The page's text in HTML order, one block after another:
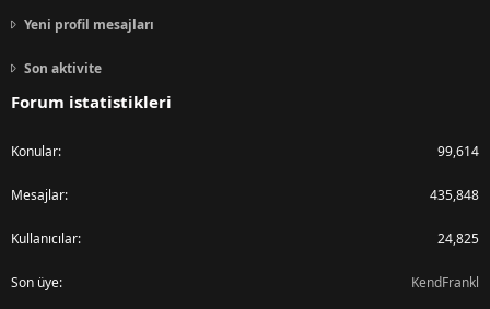
Yeni profil mesajları
Son aktivite
Forum istatistikleri
Konular 99,614
Mesajlar 435,848
Kullanıcılar 24,825
Son üye KendFrankl